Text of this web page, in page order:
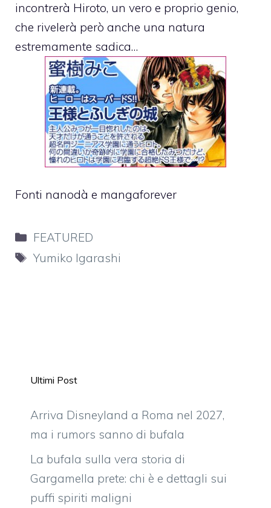
incontrerà Hiroto, un vero e proprio genio,
che rivelerà però anche una natura
estremamente sadica…
Fonti nanodà e mangaforever
Categorie
FEATURED
Tag
Yumiko Igarashi
Ultimi Post
Arriva Disneyland a Roma nel 2027,
ma i rumors sanno di bufala
La bufala sulla vera storia di
Gargamella prete: chi è e dettagli sui
puffi spiriti maligni